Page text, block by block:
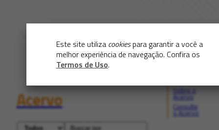
Este site utiliza cookiespara garantir a você a
melhor experiência de navegação. Confira os
Termos de Uso.
Acervo
Consulte